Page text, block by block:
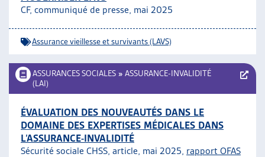
CF, communiqué de presse, mai 2025
Assurance vieillesse et survivants (LAVS)
ASSURANCES SOCIALES » ASSURANCE-INVALIDITÉ
(LAI)
ÉVALUATION DES NOUVEAUTÉS DANS LE
DOMAINE DES EXPERTISES MÉDICALES DANS
L’ASSURANCE-INVALIDITÉ
Sécurité sociale CHSS, article, mai 2025, rapport OFAS